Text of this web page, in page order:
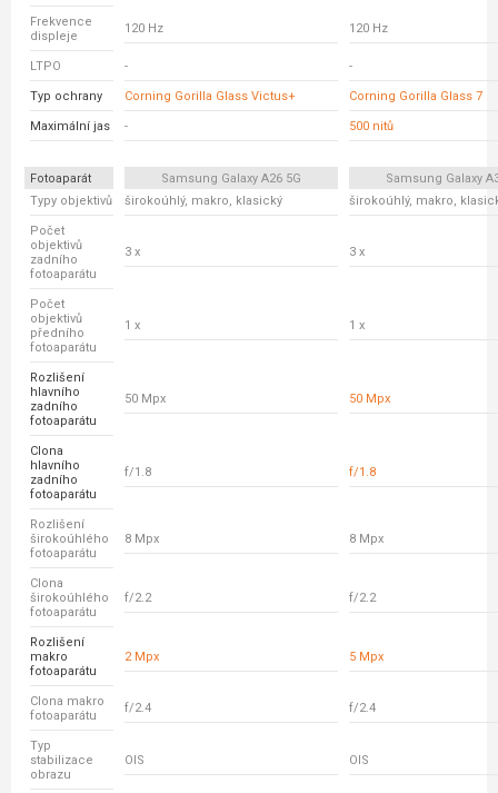
Frekvence
displeje
120 Hz 120 Hz
LTPO - -
Typ ochrany Corning Gorilla Glass Victus+ Corning Gorilla Glass 7
Maximální jas - 500 nitů
Fotoaparát Samsung Galaxy A26 5G
Samsung Galaxy
Typy objektivů
širokoúhlý, makro, klasický širokoúhlý, makro,
Počet
objektivů
zadního
fotoaparátu
3 x 3 x
Počet
objektivů
předního
fotoaparátu
1 x 1 x
Rozlišení
hlavního
zadního
fotoaparátu
50 Mpx 50 Mpx
Clona
hlavního
zadního
fotoaparátu
f/1.8 f/1.8
Rozlišení
širokoúhlého
fotoaparátu
8 Mpx 8 Mpx
Clona
širokoúhlého
fotoaparátu
f/2.2 f/2.2
Rozlišení
makro
fotoaparátu
2 Mpx 5 Mpx
Clona makro
fotoaparátu
f/2.4 f/2.4
Typ
stabilizace
obrazu
OIS OIS